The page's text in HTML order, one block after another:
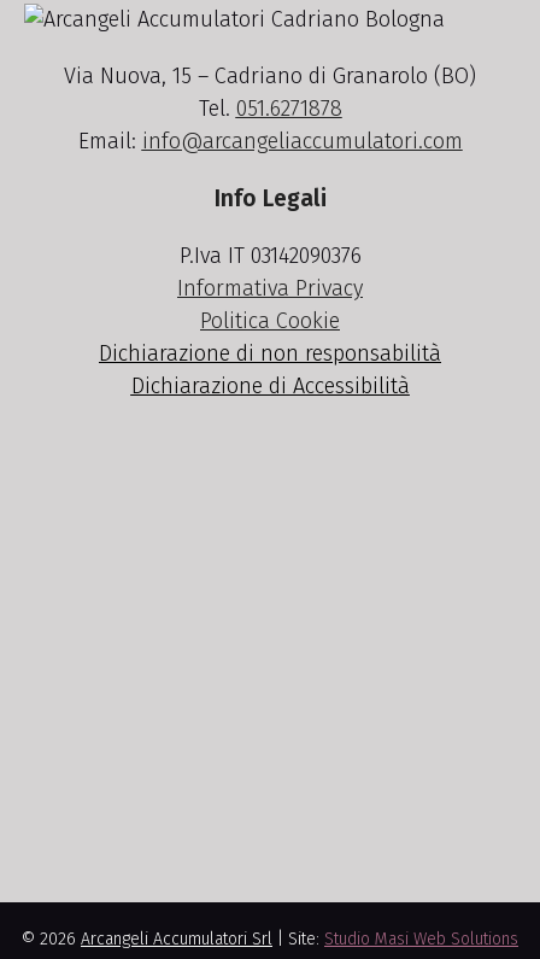
Via Nuova, 15 – Cadriano di Granarolo (BO)
Tel. 051.6271878
Email: info@arcangeliaccumulatori.com
Info Legali
P.Iva IT 03142090376
Informativa Privacy
Politica Cookie
Dichiarazione di non responsabilità
Dichiarazione di Accessibilità
© 2026 Arcangeli Accumulatori Srl | Site: Studio Masi Web Solutions